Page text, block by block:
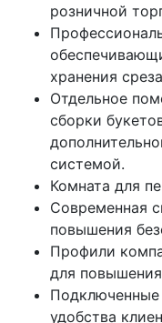
розничной
хранения
Отдельное
сборки
системой.
Комната для
Современная
повышения
Профили
для
Подключенные
удобства